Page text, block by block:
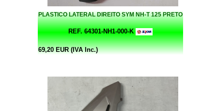
PLASTICO LATERAL DIREITO SYM NH-T 125 PRETO
REF. 64301-NH1-000-K
69,20 EUR (IVA Inc.)